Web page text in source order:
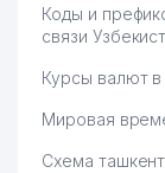
Коды и
связи
Курсы валют в
Мировая
Схема